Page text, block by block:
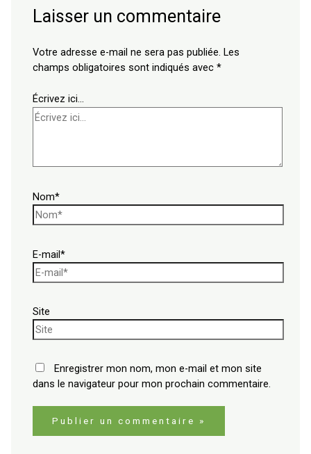
Laisser un commentaire
Votre adresse e-mail ne sera pas publiée. Les
champs obligatoires sont indiqués avec*
Écrivez ici…
Nom*
E-mail*
Site
Enregistrer mon nom, mon e-mail et mon site
dans le navigateur pour mon prochain commentaire.